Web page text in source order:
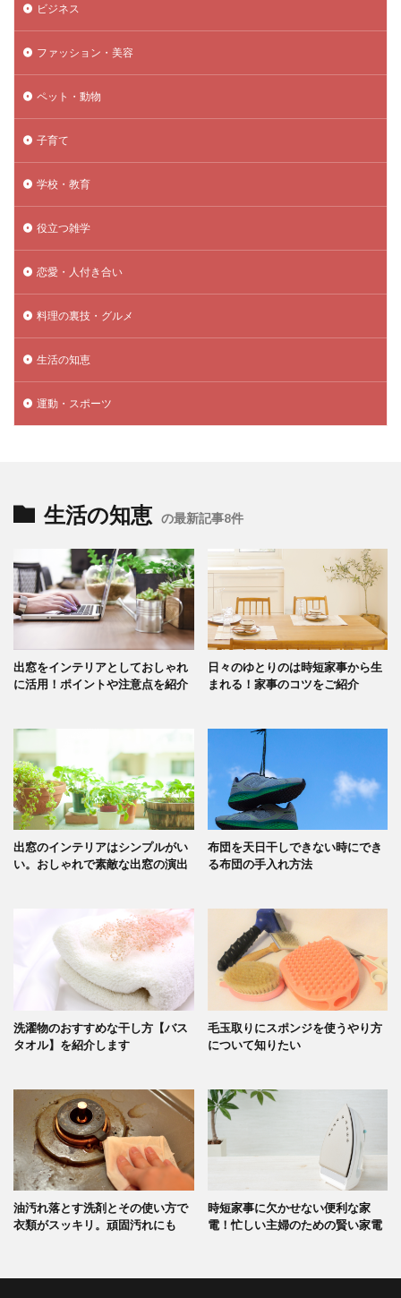
ビジネス
ファッション・美容
ペット・動物
子育て
学校・教育
役立つ雑学
恋愛・人付き合い
料理の裏技・グルメ
生活の知恵
運動・スポーツ
生活の知恵 の最新記事8件
出窓をインテリアとしておしゃれ
に活用！ポイントや注意点を紹介
日々のゆとりのは時短家事から生
まれる！家事のコツをご紹介
出窓のインテリアはシンプルがい
い。おしゃれで素敵な出窓の演出
布団を天日干しできない時にでき
る布団の手入れ方法
洗濯物のおすすめな干し方【バス
タオル】を紹介します
毛玉取りにスポンジを使うやり方
について知りたい
油汚れ落とす洗剤とその使い方で
衣類がスッキリ。頑固汚れにも
時短家事に欠かせない便利な家
電！忙しい主婦のための賢い家電